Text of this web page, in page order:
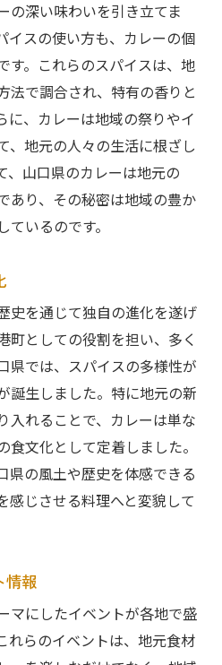
の深い味わいを引き立てま
イスの使い方も、カレーの個
す。これらのスパイスは、地
法で調合され、特有の香りと
に、カレーは地域の祭りやイ
、地元の人々の生活に根ざし
、山口県のカレーは地元の
あり、その秘密は地域の豊か
いるのです。
史を通じて独自の進化を遂げ
町としての役割を担い、多く
県では、スパイスの多様性が
誕生しました。特に地元の新
入れることで、カレーは単な
文化として定着しました。
県の風土や歴史を体感できる
感じさせる料理へと変貌して
情報
マにしたイベントが各地で盛
れらのイベントは、地元食材